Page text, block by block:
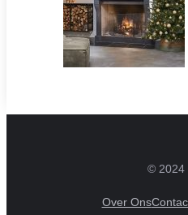
© 2024
Over Ons